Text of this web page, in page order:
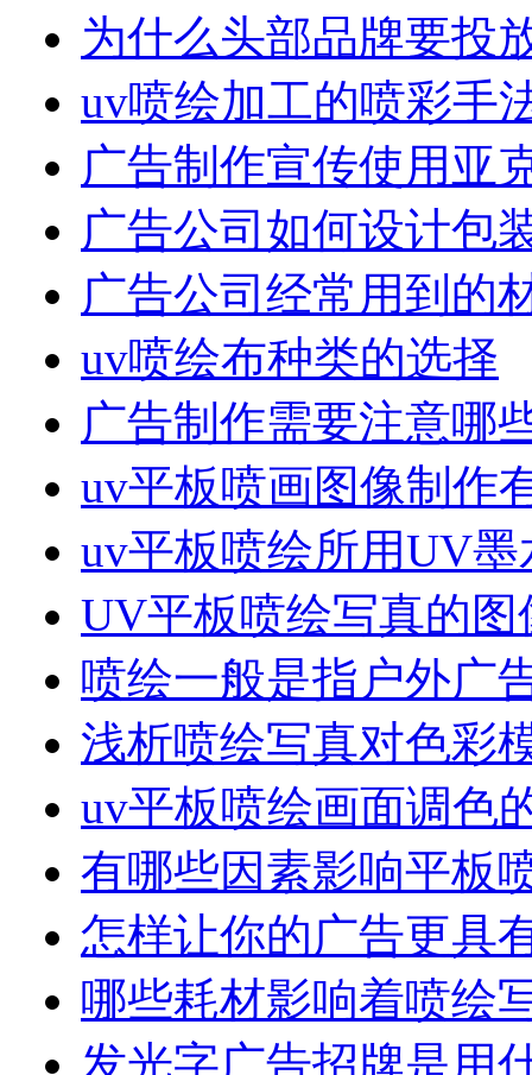
为什么头部品牌要投
uv喷绘加工的喷彩手
广告制作宣传使用亚
广告公司如何设计包
广告公司经常用到的
uv喷绘布种类的选择
广告制作需要注意哪
uv平板喷画图像制作
uv平板喷绘所用UV
UV平板喷绘写真的图
喷绘一般是指户外广
浅析喷绘写真对色彩
uv平板喷绘画面调色
有哪些因素影响平板
怎样让你的广告更具
哪些耗材影响着喷绘
发光字广告招牌是用